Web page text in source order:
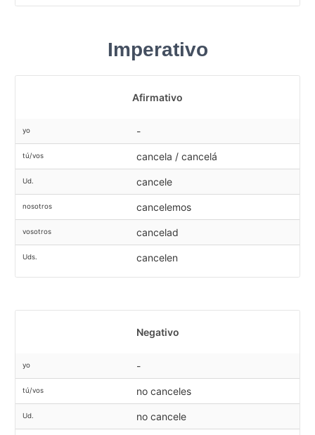
Imperativo
Afirmativo
yo -
tú/vos cancela / cancelá
Ud. cancele
nosotros cancelemos
vosotros cancelad
Uds. cancelen
Negativo
yo -
tú/vos no canceles
Ud. no cancele